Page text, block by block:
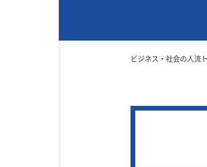
ビジネス・社会の人流